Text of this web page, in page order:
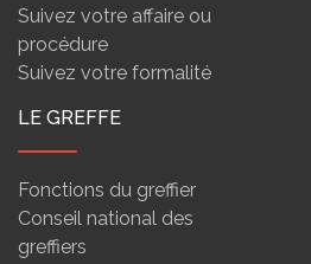
Suivez votre affaire ou
procédure
Suivez votre formalité
LE GREFFE
Fonctions du greffier
Conseil national des
greffiers